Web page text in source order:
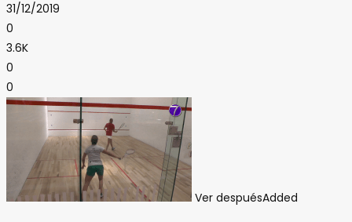
31/12/2019
0
3.6K
0
0
Ver despuésAdded